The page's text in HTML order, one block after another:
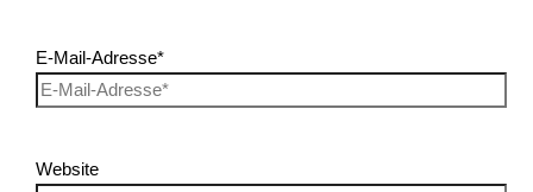
E-Mail-Adresse*
Website